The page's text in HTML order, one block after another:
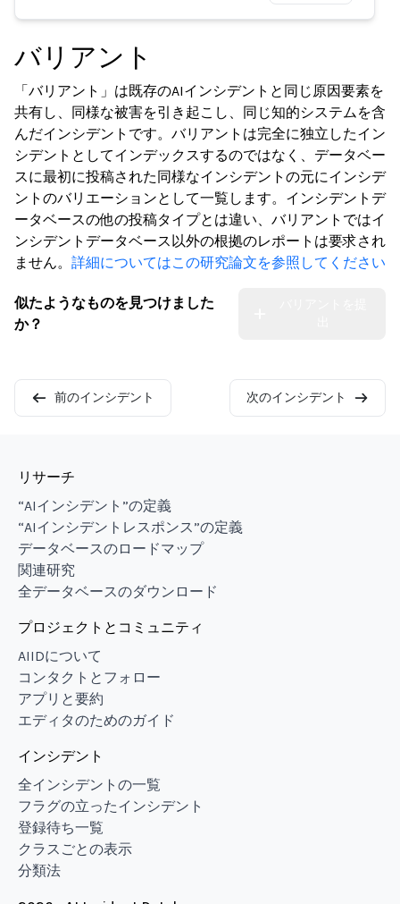
バリアント
「バリアント」は既存のAIインシデントと同じ原因要素を
共有し、同様な被害を引き起こし、同じ知的システムを含
んだインシデントです。バリアントは完全に独立したイン
シデントとしてインデックスするのではなく、データベー
スに最初に投稿された同様なインシデントの元にインシデ
ントのバリエーションとして一覧します。インシデントデ
ータベースの他の投稿タイプとは違い、バリアントではイ
ンシデントデータベース以外の根拠のレポートは要求され
ません。 詳細についてはこの研究論文を参照してください
似たようなものを見つけました
か？
前のインシデント 次のインシデント
リサーチ
“AIインシデント”の定義
“AIインシデントレスポンス”の定義
データベースのロードマップ
関連研究
全データベースのダウンロード
プロジェクトとコミュニティ
AIIDについて
コンタクトとフォロー
アプリと要約
エディタのためのガイド
インシデント
全インシデントの一覧
フラグの立ったインシデント
登録待ち一覧
クラスごとの表示
分類法